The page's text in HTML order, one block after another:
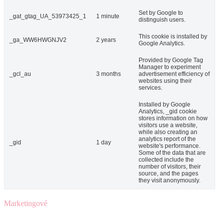
_gat_gtag_UA_53973425_1 1 minute
Set by Google to
distinguish users.
_ga_WW6HWGNJV2 2 years
This cookie is installed by
Google Analytics.
_gcl_au 3 months
Provided by Google Tag
Manager to experiment
advertisement efficiency of
websites using their
services.
_gid 1 day
Installed by Google
Analytics, _gid cookie
stores information on how
visitors use a website,
while also creating an
analytics report of the
website's performance.
Some of the data that are
collected include the
number of visitors, their
source, and the pages
they visit anonymously.
Marketingové